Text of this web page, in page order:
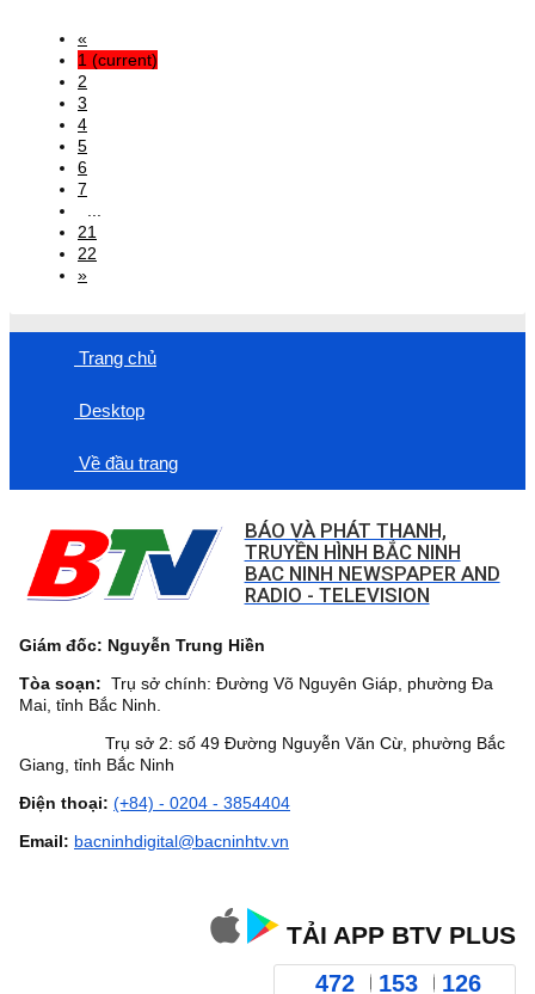
«
1 (current)
2
3
4
5
6
7
21
22
»
Trang chủ
Desktop
Về đầu trang
BÁO VÀ PHÁT THANH,
TRUYỀN HÌNH BẮC NINH
BAC NINH NEWSPAPER AND
RADIO - TELEVISION
Giám đốc: Nguyễn Trung Hiền
Tòa soạn: Trụ sở chính: Đường Võ Nguyên Giáp, phường Đa
Mai, tỉnh Bắc Ninh.
Trụ sở 2: số 49 Đường Nguyễn Văn Cừ, phường Bắc
Giang, tỉnh Bắc Ninh
Điện thoại: (+84) - 0204 - 3854404
Email: bacninhdigital@bacninhtv.vn
TẢI APP BTV PLUS
472 153 126